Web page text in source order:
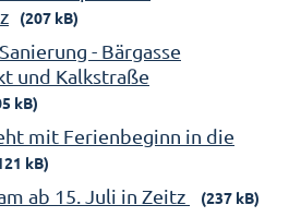
(207 kB)
- Bärgasse
und Kalkstraße
kB)
mit Ferienbeginn in die
kB)
ab 15. Juli in Zeitz (237 kB)